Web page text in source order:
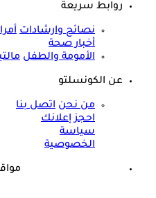
روابط سريعة
نصائح وارشادات
أخبار صحة
الأمومة والطفل
عن الكونسلتو
من نحن اتصل بنا
احجز إعلانك
سياسة
الخصوصية